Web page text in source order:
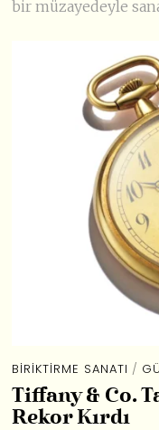
bir müzayedeyle
BIRIKTIRME SANATI /
Tiffany & Co.
Rekor Kırdı